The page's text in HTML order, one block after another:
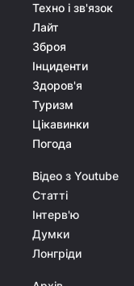
Техно і зв'язок
Лайт
Зброя
Інциденти
Здоров'я
Туризм
Цікавинки
Погода
Відео з Youtube
Статті
Інтерв'ю
Думки
Лонгріди